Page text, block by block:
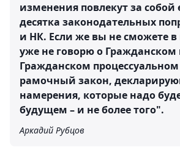
изменения повлекут за собой
десятка законодательных
и НК. Если же вы не сможете в
уже не говорю о Гражданском
Гражданском процессуальном
рамочный закон,
намерения, которые надо
будущем – и не более того".
Аркадий Рубцов